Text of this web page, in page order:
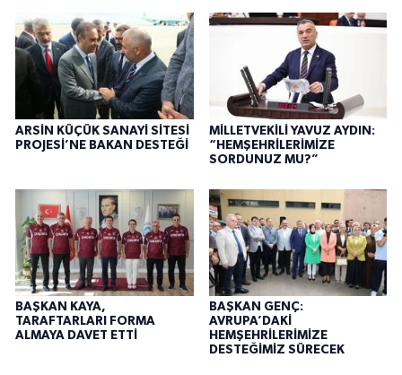
ARSİN KÜÇÜK SANAYİ SİTESİ
PROJESİ’NE BAKAN DESTEĞİ
MİLLETVEKİLİ YAVUZ AYDIN:
“HEMŞEHRİLERİMİZE
SORDUNUZ MU?”
BAŞKAN KAYA,
TARAFTARLARI FORMA
ALMAYA DAVET ETTİ
BAŞKAN GENÇ:
AVRUPA’DAKİ
HEMŞEHRİLERİMİZE
DESTEĞİMİZ SÜRECEK